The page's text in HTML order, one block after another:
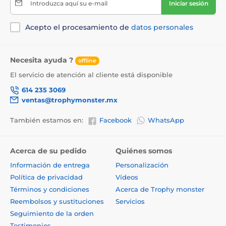
Introduzca aquí su e-mail Iniciar sesión
Acepto el procesamiento de datos personales
Necesita ayuda ? offline
El servicio de atención al cliente está disponible
614 235 3069
ventas@trophymonster.mx
También estamos en: Facebook WhatsApp
Acerca de su pedido
Información de entrega
Política de privacidad
Términos y condiciones
Reembolsos y sustituciones
Seguimiento de la orden
Quiénes somos
Personalización
Vídeos
Acerca de Trophy monster
Servicios